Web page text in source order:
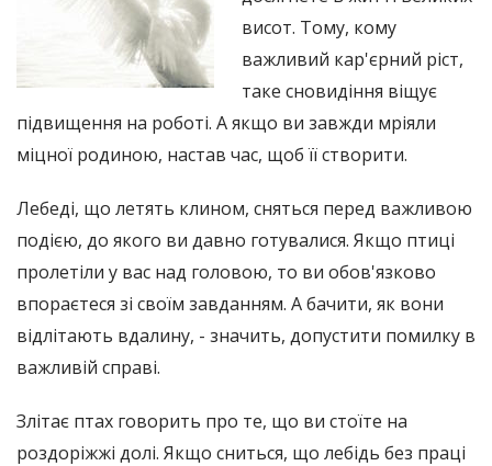
висот. Тому, кому
важливий кар'єрний ріст,
таке сновидіння віщує
підвищення на роботі. А якщо ви завжди мріяли
міцної родиною, настав час, щоб її створити.
Лебеді, що летять клином, сняться перед важливою
подією, до якого ви давно готувалися. Якщо птиці
пролетіли у вас над головою, то ви обов'язково
впораєтеся зі своїм завданням. А бачити, як вони
відлітають вдалину, - значить, допустити помилку в
важливій справі.
Злітає птах говорить про те, що ви стоїте на
роздоріжжі долі. Якщо сниться, що лебідь без праці